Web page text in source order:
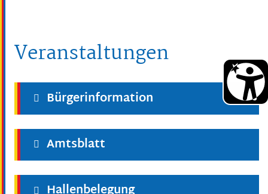
Veranstaltungen
Bürgerinformation
Amtsblatt